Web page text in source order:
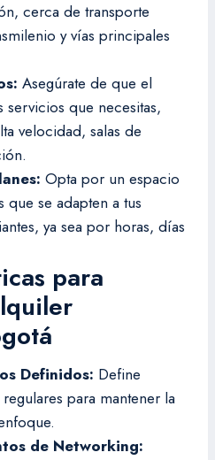
cerca de transporte
y vías principales
Asegúrate de que el
que necesitas,
velocidad, salas de
Opta por un espacio
se adapten a tus
ya sea por horas, días
para
Definidos: Define
para mantener la
de Networking: